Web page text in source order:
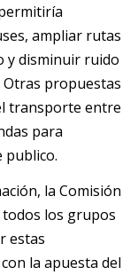
ampliar rutas
y disminuir ruido
Otras propuestas
transporte entre
para
la Comisión
los grupos
estas
la apuesta del